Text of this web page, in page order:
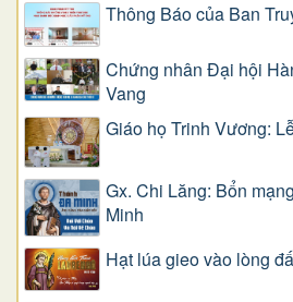
Thông Báo của Ban
Chứng nhân Đại hội
Vang
Giáo họ Trinh Vương:
Gx. Chi Lăng: Bổn
Minh
Hạt lúa gieo vào lòng